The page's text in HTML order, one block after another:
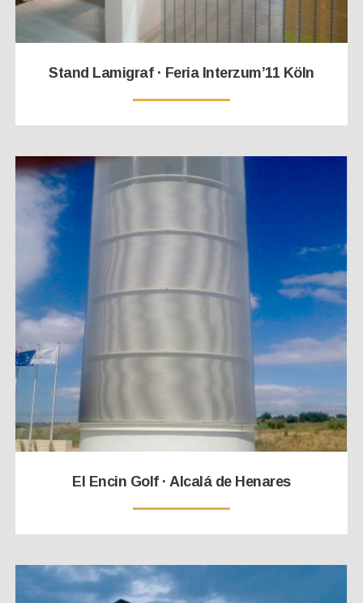
Stand Lamigraf · Feria Interzum’11 Köln
El Encin Golf · Alcalá de Henares